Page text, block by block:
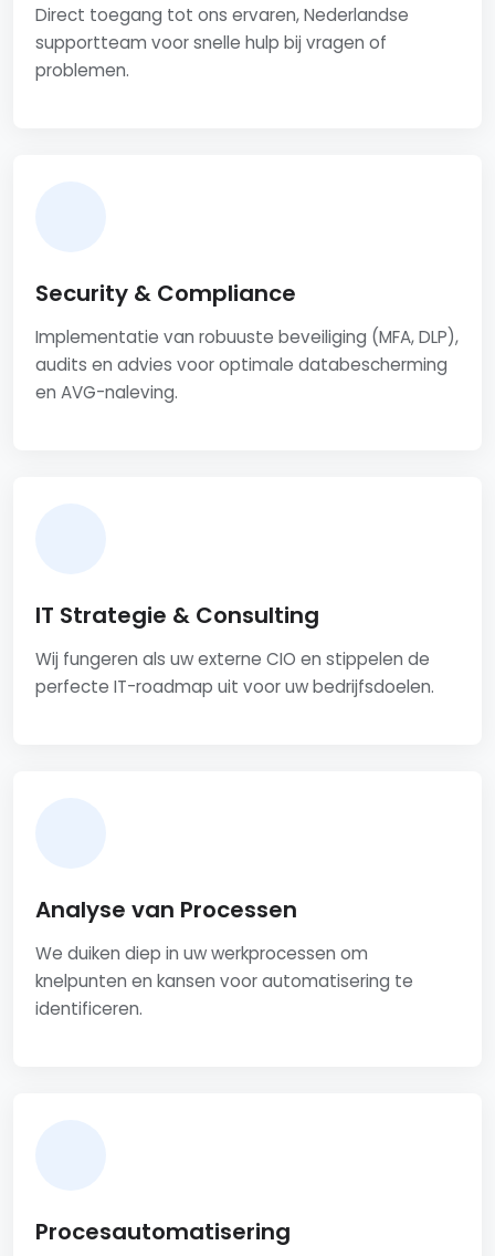
Direct toegang tot ons ervaren, Nederlandse
supportteam voor snelle hulp bij vragen of
problemen.
Security & Compliance
Implementatie van robuuste beveiliging (MFA, DLP),
audits en advies voor optimale databescherming
en AVG-naleving.
IT Strategie & Consulting
Wij fungeren als uw externe CIO en stippelen de
perfecte IT-roadmap uit voor uw bedrijfsdoelen.
Analyse van Processen
We duiken diep in uw werkprocessen om
knelpunten en kansen voor automatisering te
identificeren.
Procesautomatisering